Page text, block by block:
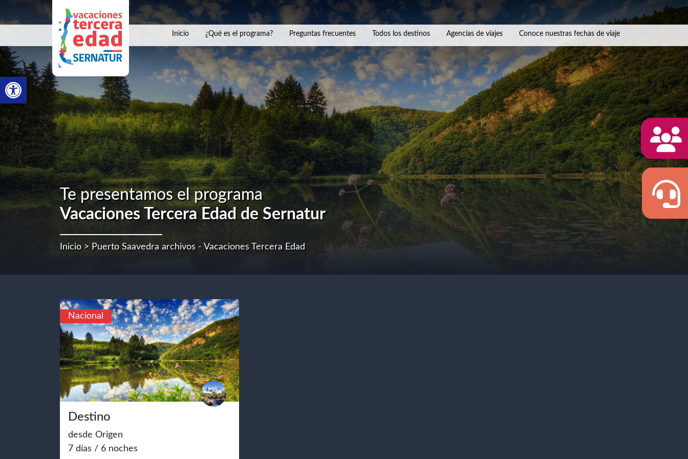
Abrir barra de herramientas
Inicio ¿Qué es el programa? Preguntas frecuentes Todos los destinos Agencias de viajes Conoce nuestras fechas de viaje
Te presentamos el programa
Vacaciones Tercera Edad de Sernatur
Inicio > Puerto Saavedra archivos - Vacaciones Tercera Edad
Nacional
Destino
desde Origen
7 días / 6 noches